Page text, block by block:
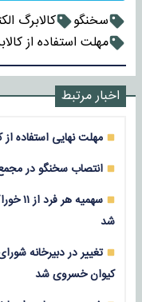
سخنگو کالابرگ
مهلت استفاده از
اخبار مرتبط
مهلت نهایی استفاده از
انتصاب سخنگو در
شد
تغییر در دبیرخانه
کیوان خسروی شد